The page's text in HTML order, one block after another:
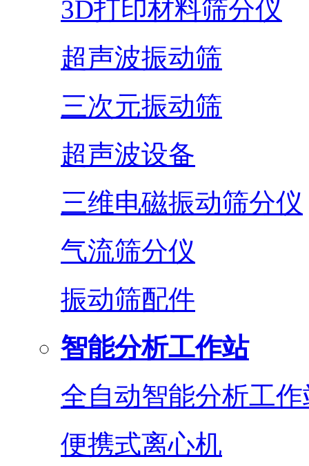
3D打印材料筛分仪
超声波振动筛
三次元振动筛
超声波设备
三维电磁振动筛分仪
气流筛分仪
振动筛配件
智能分析工作站
全自动智能分析工作
便携式离心机